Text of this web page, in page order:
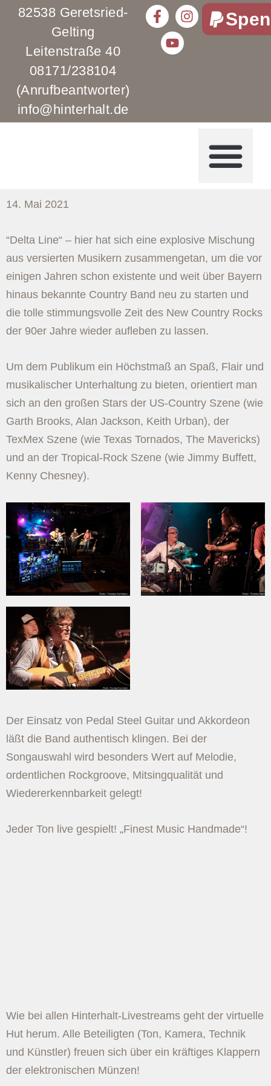
82538 Geretsried-
Gelting
Leitenstraße 40
08171/238104
(Anrufbeantworter)
info@hinterhalt.de
14. Mai 2021
“Delta Line“ – hier hat sich eine explosive Mischung
aus versierten Musikern zusammengetan, um die vor
einigen Jahren schon existente und weit über Bayern
hinaus bekannte Country Band neu zu starten und
die tolle stimmungsvolle Zeit des New Country Rocks
der 90er Jahre wieder aufleben zu lassen.
Um dem Publikum ein Höchstmaß an Spaß, Flair und
musikalischer Unterhaltung zu bieten, orientiert man
sich an den großen Stars der US-Country Szene (wie
Garth Brooks, Alan Jackson, Keith Urban), der
TexMex Szene (wie Texas Tornados, The Mavericks)
und an der Tropical-Rock Szene (wie Jimmy Buffett,
Kenny Chesney).
Der Einsatz von Pedal Steel Guitar und Akkordeon
läßt die Band authentisch klingen. Bei der
Songauswahl wird besonders Wert auf Melodie,
ordentlichen Rockgroove, Mitsingqualität und
Wiedererkennbarkeit gelegt!
Jeder Ton live gespielt! „Finest Music Handmade“!
Wie bei allen Hinterhalt-Livestreams geht der virtuelle
Hut herum. Alle Beteiligten (Ton, Kamera, Technik
und Künstler) freuen sich über ein kräftiges Klappern
der elektronischen Münzen!